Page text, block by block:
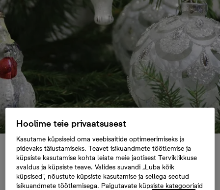
Kujunda vanade kuuseehetega trendikas
jõulupuu
Hoolime teie privaatsusest
Kasutame küpsiseid oma veebisaitide optimeerimiseks ja
pidevaks täiustamiseks. Teavet isikuandmete töötlemise ja
küpsiste kasutamise kohta leiate meie jaotisest Terviklikkuse
avaldus ja küpsiste teave. Valides suvandi „Luba kõik
küpsised“, nõustute küpsiste kasutamise ja sellega seotud
isikuandmete töötlemisega. Paigutavate küpsiste kategooriaid